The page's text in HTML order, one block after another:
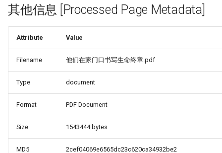
其他信息 [Processed Page Metadata]
Attribute Value
Filename 他们在家门口书写生命终章.pdf
Type document
Format PDF Document
Size 1543444 bytes
MD5 2cef04069e6565dc23c620ca34932be2